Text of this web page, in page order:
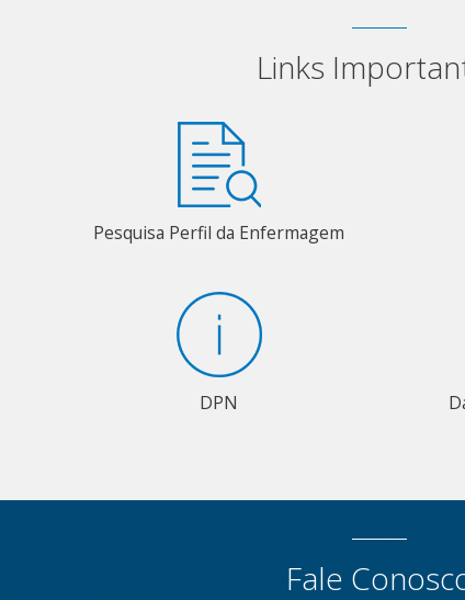
Links
Pesquisa Perfil da Enfermagem
DPN
Fale